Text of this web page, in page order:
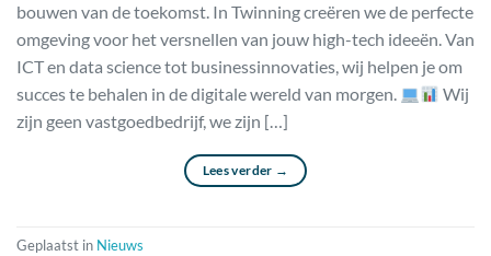
bouwen van de toekomst. In Twinning creëren we de perfecte
omgeving voor het versnellen van jouw high-tech ideeën. Van
ICT en data science tot businessinnovaties, wij helpen je om
succes te behalen in de digitale wereld van morgen.
Wij
zijn geen vastgoedbedrijf, we zijn […]
Lees verder →
Geplaatst in Nieuws